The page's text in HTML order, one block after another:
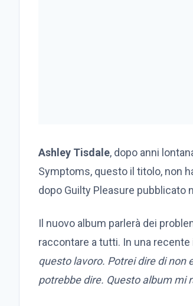
Ashley Tisdale, dopo anni
Symptoms, questo il titolo, non
dopo Guilty Pleasure pubblicato
Il nuovo album parlerà dei
raccontare a tutti. In una
questo lavoro. Potrei dire di non
potrebbe dire. Questo album mi